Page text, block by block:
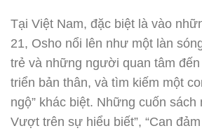
Tại Việt Nam, đặc biệt là vào
21, Osho nổi lên như một làn
trẻ và những người quan tâm
triển bản thân, và tìm kiếm một
ngộ” khác biệt. Những cuốn sách
Vượt trên sự hiểu biết”, “Can